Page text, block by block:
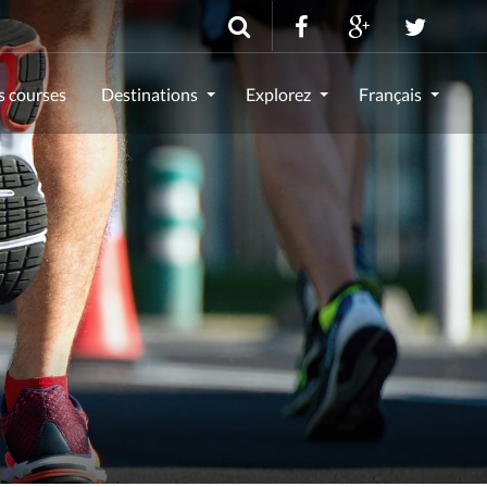
courses Destinations Explorez Français